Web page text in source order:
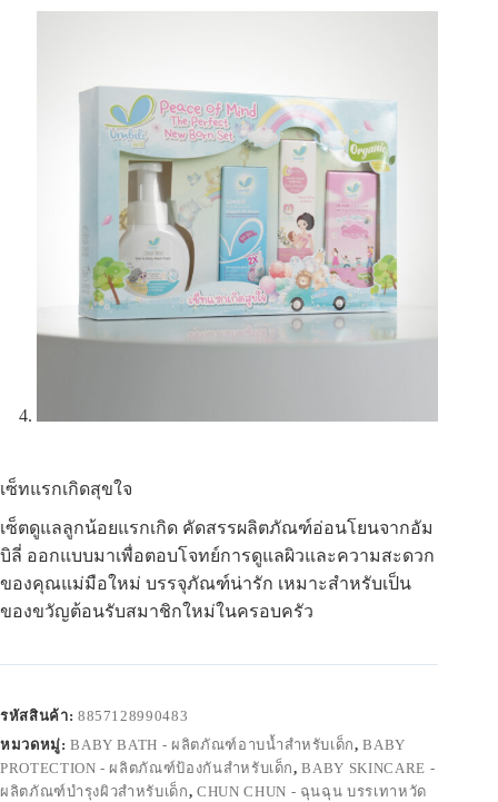
เซ็ทแรกเกิดสุขใจ
เซ็ตดูแลลูกน้อยแรกเกิด คัดสรรผลิตภัณฑ์อ่อนโยนจากอัม
บิลี่ ออกแบบมาเพื่อตอบโจทย์การดูแลผิวและความสะดวก
ของคุณแม่มือใหม่ บรรจุภัณฑ์น่ารัก เหมาะสำหรับเป็น
ของขวัญต้อนรับสมาชิกใหม่ในครอบครัว
รหัสสินค้า: 8857128990483
หมวดหมู่:BABY BATH - ผลิตภัณฑ์อาบน้ำสำหรับเด็ก,BABY
PROTECTION - ผลิตภัณฑ์ป้องกันสำหรับเด็ก,BABY SKINCARE -
ผลิตภัณฑ์บำรุงผิวสำหรับเด็ก,CHUN CHUN - ฉุนฉุน บรรเทาหวัด